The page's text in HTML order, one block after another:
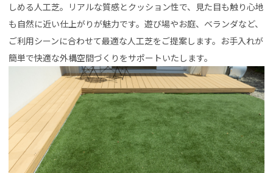
しめる人工芝。リアルな質感とクッション性で、見た目も触り心地
も自然に近い仕上がりが魅力です。遊び場やお庭、ベランダなど、
ご利用シーンに合わせて最適な人工芝をご提案します。お手入れが
簡単で快適な外構空間づくりをサポートいたします。